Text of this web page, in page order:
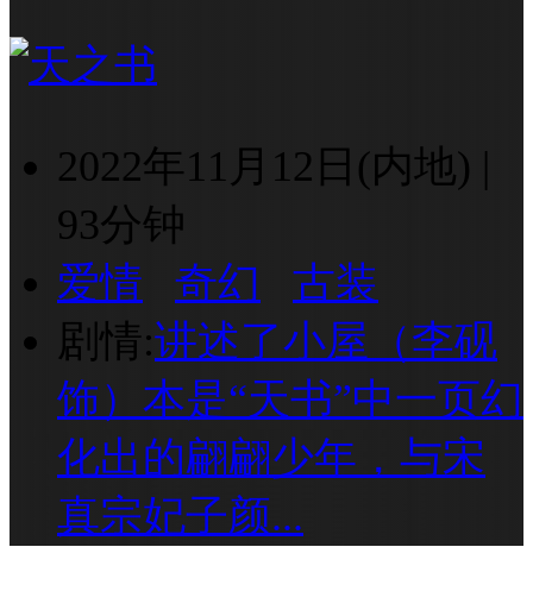
2022年11月12日(内地) |
93分钟
爱情
奇幻
古装
剧情:讲述了小屋（李砚
饰）本是“天书”中一页幻
化出的翩翩少年，与宋
真宗妃子颜...